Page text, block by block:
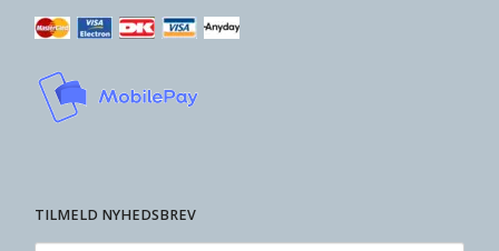
TILMELD NYHEDSBREV